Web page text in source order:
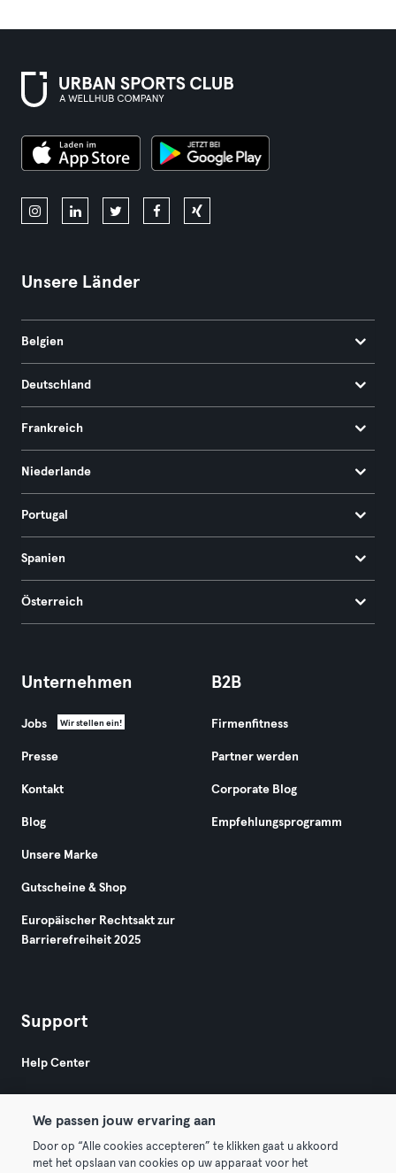
Unsere Länder
Belgien
Deutschland
Frankreich
Niederlande
Portugal
Spanien
Österreich
Unternehmen
Jobs Wir stellen ein!
Presse
Kontakt
Blog
Unsere Marke
Gutscheine & Shop
Europäischer Rechtsakt zur
Barrierefreiheit 2025
B2B
Firmenfitness
Partner werden
Corporate Blog
Empfehlungsprogramm
Support
Help Center
We passen jouw ervaring aan
Door op “Alle cookies accepteren” te klikken gaat u akkoord
met het opslaan van cookies op uw apparaat voor het